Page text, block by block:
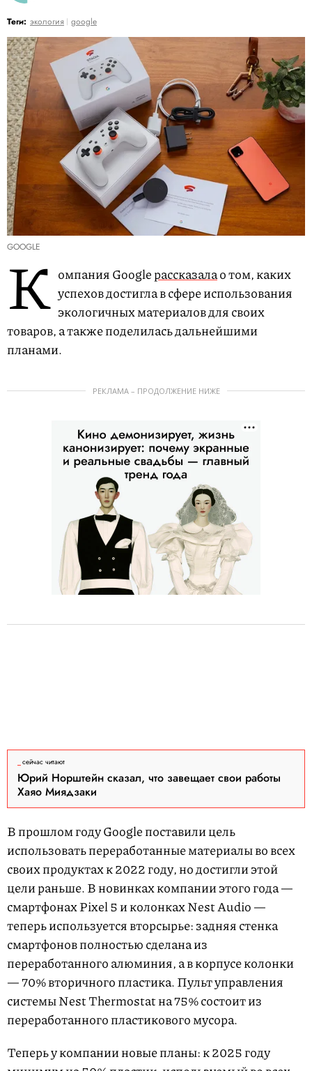
Теги: экология google
GOOGLE
К омпания Googleрассказалао том, каких
успехов достигла в сфере использования
экологичных материалов для своих
товаров, а также поделилась дальнейшими
планами.
РЕКЛАМА – ПРОДОЛЖЕНИЕ НИЖЕ
сейчас читают
Юрий Норштейн сказал, что завещает свои работы
Хаяо Миядзаки
В прошлом году Google поставили цель
использовать переработанные материалы во всех
своих продуктах к 2022 году, но достигли этой
цели раньше. В новинках компании этого года —
смартфонах Pixel 5 и колонках Nest Audio —
теперь используется вторсырье: задняя стенка
смартфонов полностью сделана из
переработанного алюминия, а в корпусе колонки
— 70% вторичного пластика. Пульт управления
системы Nest Thermostat на 75% состоит из
переработанного пластикового мусора.
Теперь у компании новые планы: к 2025 году